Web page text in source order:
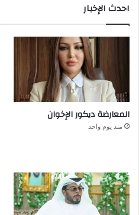
احدث الإخبار
المعارضة ديكور الإخوان
منذ يوم واحد